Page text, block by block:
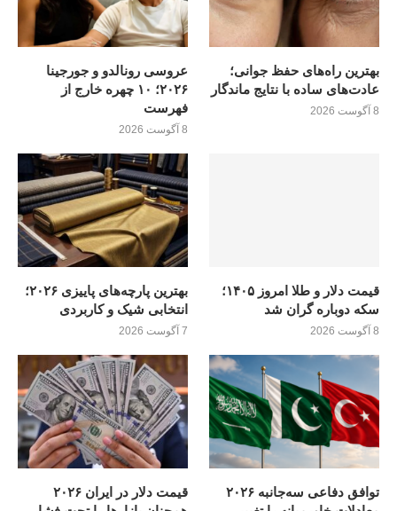
بهترین راه‌های حفظ جوانی؛
عادت‌های ساده با نتایج ماندگار
8 آگوست 2026
عروسی رونالدو و جورجینا
۲۰۲۶؛ ۱۰ چهره خارج از
فهرست
8 آگوست 2026
قیمت دلار و طلا امروز ۱۴۰۵؛
سکه دوباره گران شد
8 آگوست 2026
بهترین پارچه‌های پاییزی ۲۰۲۶؛
انتخابی شیک و کاربردی
7 آگوست 2026
توافق دفاعی سه‌جانبه ۲۰۲۶
قیمت دلار در ایران ۲۰۲۶